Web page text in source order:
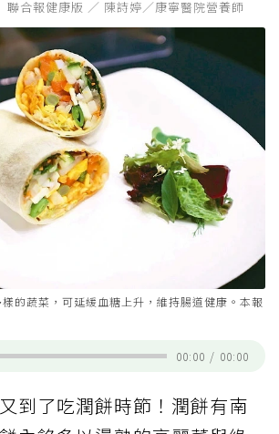
聯合報健康版 ／ 陳詩婷／康寧醫院營養師
的蔬菜，可延緩血糖上升，維持腸道健康。本報
00:00 / 00:00
到了吃潤餅時節！潤餅有南